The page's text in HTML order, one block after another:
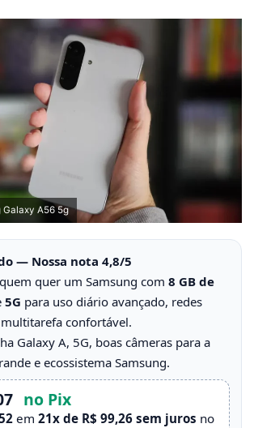
Galaxy A56 5g
— Nossa nota 4,8/5
quem quer um Samsung com 8 GB de
5G para uso diário avançado, redes
confortável.
Galaxy A, 5G, boas câmeras para a
e ecossistema Samsung.
no Pix
em 21x de R$ 99,26 sem juros no